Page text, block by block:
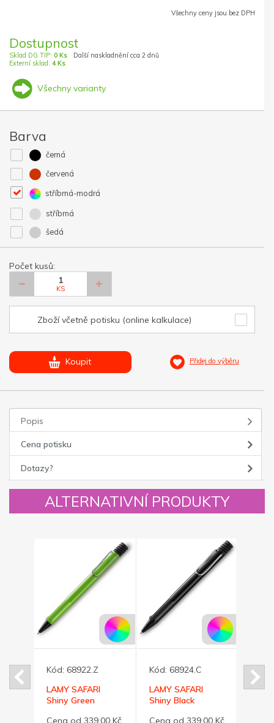
Všechny ceny jsou bez DPH
Dostupnost
Sklad DG TIP: 0 Ks
Externí sklad: 4 Ks
Další naskladnění cca 2 dnů
Všechny varianty
Barva
černá
červená
stříbrná-modrá
stříbrná
šedá
Počet kusů:
KS
Zboží včetně potisku (online kalkulace)
Koupit Přidej do výběru
Popis
Cena potisku
Dotazy?
ALTERNATIVNÍ PRODUKTY
Kód: 68922.Z
LAMY SAFARI
Shiny Green
Cena od 339,00 Kč
Kód: 68924.C
LAMY SAFARI
Shiny Black
Cena od 339,00 Kč